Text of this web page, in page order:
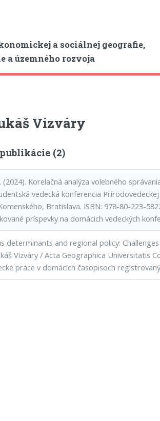
a sociálnej geografie,
a územného rozvoja
Vizváry
(2)
(2024). Korelačná analýza volebného
vedecká konferencia
Bratislava. ISBN: 978-80-223-
príspevky na domácich vedeckých
determinants and regional policy:
Vizváry / Acta Geographica Universitatis
práce v domácich časopisoch